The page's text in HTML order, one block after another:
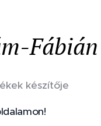
készítője